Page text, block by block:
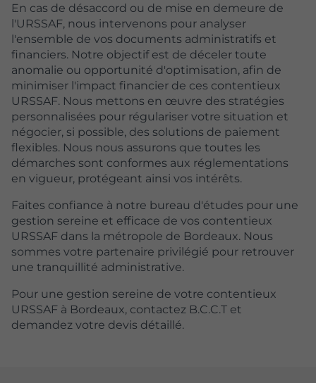
En cas de désaccord ou de mise en demeure de
l'URSSAF, nous intervenons pour analyser
l'ensemble de vos documents administratifs et
financiers. Notre objectif est de déceler toute
anomalie ou opportunité d'optimisation, afin de
minimiser l'impact financier de ces contentieux
URSSAF. Nous mettons en œuvre des stratégies
personnalisées pour régulariser votre situation et
négocier, si possible, des solutions de paiement
flexibles. Nous nous assurons que toutes les
démarches sont conformes aux réglementations
en vigueur, protégeant ainsi vos intérêts.
Faites confiance à notre bureau d'études pour une
gestion sereine et efficace de vos contentieux
URSSAF dans la métropole de Bordeaux. Nous
sommes votre partenaire privilégié pour retrouver
une tranquillité administrative.
Pour une gestion sereine de votre contentieux
URSSAF à Bordeaux, contactez B.C.C.T et
demandez votre devis détaillé.